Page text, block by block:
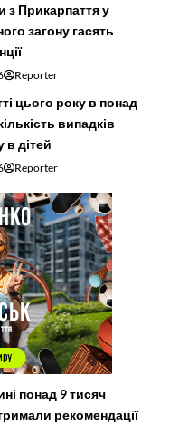
з Прикарпаття у
загону гасять
Reporter
цього року в понад
випадків
в дітей
Reporter
понад 9 тисяч
рекомендації